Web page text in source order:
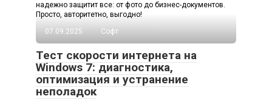
надежно защитит все: от фото до бизнес-документов.
Просто, авторитетно, выгодно!
07.09.2025
Софт
Тест скорости интернета на
Windows 7: диагностика,
оптимизация и устранение
неполадок